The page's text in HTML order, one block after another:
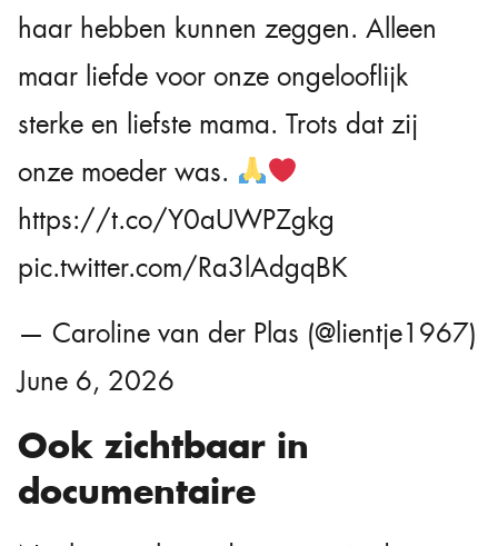
haar hebben kunnen zeggen. Alleen
maar liefde voor onze ongelooflijk
sterke en liefste mama. Trots dat zij
onze moeder was.
https://t.co/Y0aUWPZgkg
pic.twitter.com/Ra3lAdgqBK
— Caroline van der Plas (@lientje1967)
June 6, 2026
Ook zichtbaar in
documentaire